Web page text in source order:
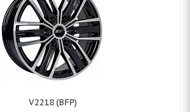
V2218 (BFP)